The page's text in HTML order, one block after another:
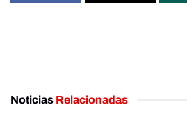
Noticias Relacionadas